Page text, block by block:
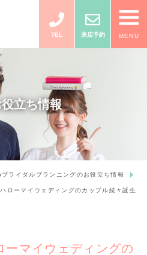
TEL 来店予約 MENU
立ち情報
ライダルプランニングのお役立ち情報
ローマイウェディングのカップル続々誕生
ーマイウェディングの